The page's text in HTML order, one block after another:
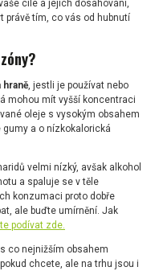
cíle a jejich dosahování,
právě tím, co vás od hubnutí
hraně, jestli je používat nebo
mohou mít vyšší koncentraci
oleje s vysokým obsahem
a o nízkokalorická
velmi nízký, avšak alkohol
a spaluje se v těle
konzumaci proto dobře
ale buďte umírnění. Jak
podívat zde.
co nejnižším obsahem
chcete, ale na trhu jsou i